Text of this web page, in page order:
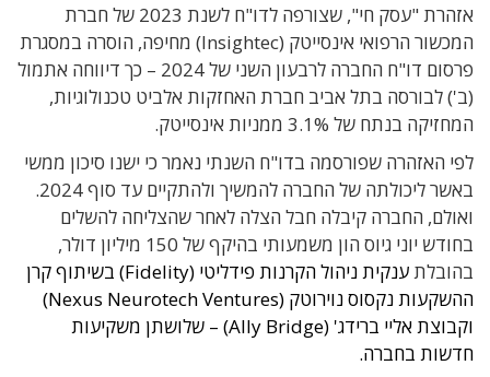
אזהרת "עסק חי", שצורפה לדו"ח לשנת 2023 של חברת
המכשור הרפואי אינסייטק (Insightec) מחיפה, הוסרה במסגרת
פרסום דו"ח החברה לרבעון השני של 2024 – כך דיווחה אתמול
(ב') לבורסה בתל אביב חברת האחזקות אלביט טכנולוגיות,
המחזיקה בנתח של 3.1% ממניות אינסייטק.
לפי האזהרה שפורסמה בדו"ח השנתי נאמר כי ישנו סיכון ממשי
באשר ליכולתה של החברה להמשיך ולהתקיים עד סוף 2024.
ואולם, החברה קיבלה חבל הצלה לאחר שהצליחה להשלים
בחודש יוני גיוס הון משמעותי בהיקף של 150 מיליון דולר,
בהובלת
ענקית ניהול הקרנות פידליטי (Fidelity) בשיתוף קרן
ההשקעות נקסוס נוירוטק (Nexus Neurotech Ventures)
וקבוצת אליי ברידג' (Ally Bridge) – שלושתן משקיעות
חדשות בחברה.